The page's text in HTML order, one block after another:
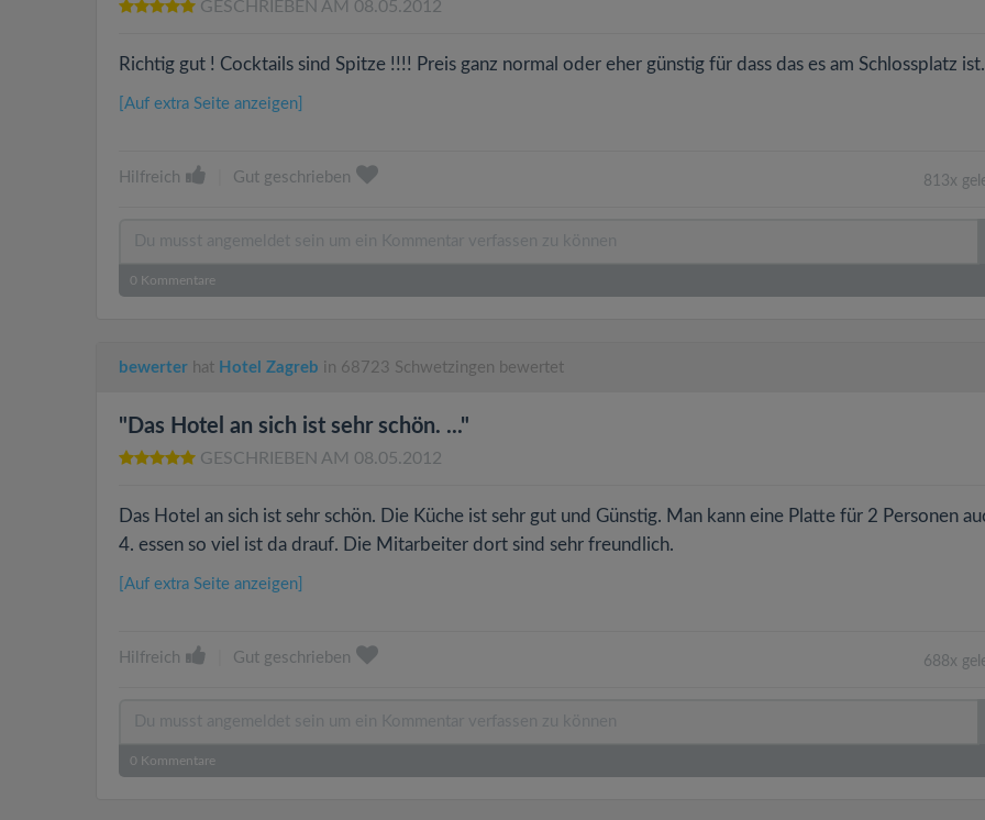
GESCHRIEBEN AM 08.05.2012
Richtig gut ! Cocktails sind Spitze !!!! Preis ganz normal oder eher günstig für dass das es am Schlossplatz ist.
[Auf extra Seite anzeigen]
Hilfreich Gut geschrieben 813x
0 Kommentare
bewerter hat Hotel Zagreb in 68723 Schwetzingen bewertet
"Das Hotel an sich ist sehr schön. ..."
GESCHRIEBEN AM 08.05.2012
Das Hotel an sich ist sehr schön. Die Küche ist sehr gut und Günstig. Man kann eine Platte für 2 Personen
4. essen so viel ist da drauf. Die Mitarbeiter dort sind sehr freundlich.
[Auf extra Seite anzeigen]
Hilfreich Gut geschrieben 688x
0 Kommentare